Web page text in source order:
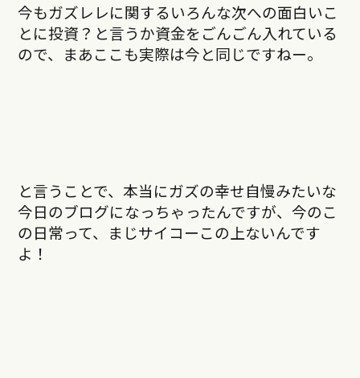
今もガズレレに関するいろんな次への面白いこ
とに投資？と言うか資金をごんごん入れている
ので、まあここも実際は今と同じですねー。
と言うことで、本当にガズの幸せ自慢みたいな
今日のブログになっちゃったんですが、今のこ
の日常って、まじサイコーこの上ないんです
よ！